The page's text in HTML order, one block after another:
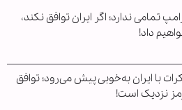
تمامی ندارد؛ اگر ایران توافق نکند،
داد!
با ایران به‌خوبی پیش می‌رود؛ توافق
نزدیک است!